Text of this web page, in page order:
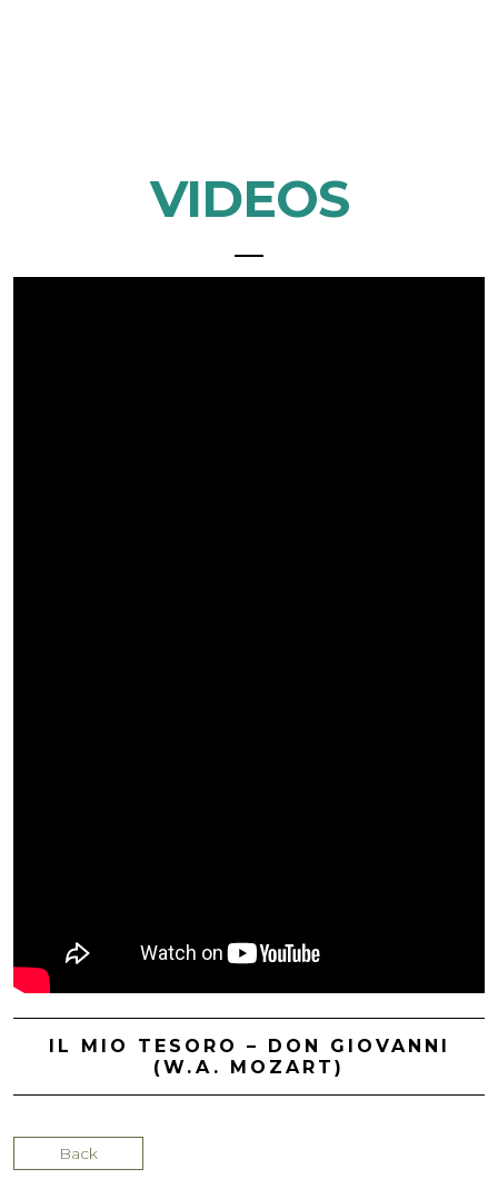
VIDEOS
IL MIO TESORO – DON GIOVANNI
(W.A. MOZART)
Back